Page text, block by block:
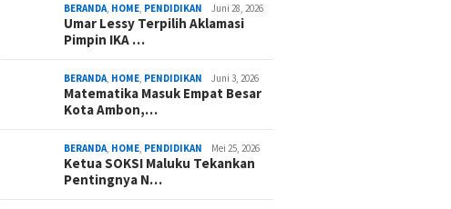
BERANDA HOME PENDIDIKAN Juni 28, 2026
Umar Lessy Terpilih Aklamasi
Pimpin IKA …
BERANDA HOME PENDIDIKAN Juni 3, 2026
Matematika Masuk Empat Besar
Kota Ambon,…
BERANDA HOME PENDIDIKAN Mei 25, 2026
Ketua SOKSI Maluku Tekankan
Pentingnya N…